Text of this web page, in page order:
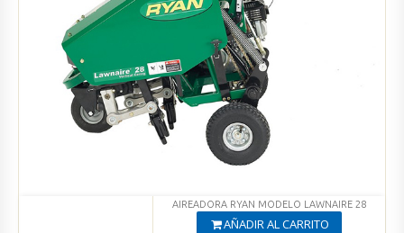
AIREADORA RYAN MODELO LAWNAIRE 28
AÑADIR AL CARRITO